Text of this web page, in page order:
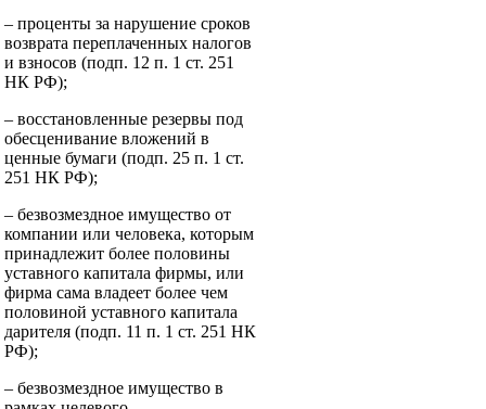
– проценты за нарушение сроков
возврата переплаченных налогов
и взносов (подп. 12 п. 1 ст. 251
НК РФ);
– восстановленные резервы под
обесценивание вложений в
ценные бумаги (подп. 25 п. 1 ст.
251 НК РФ);
– безвозмездное имущество от
компании или человека, которым
принадлежит более половины
уставного капитала фирмы, или
фирма сама владеет более чем
половиной уставного капитала
дарителя (подп. 11 п. 1 ст. 251 НК
РФ);
– безвозмездное имущество в